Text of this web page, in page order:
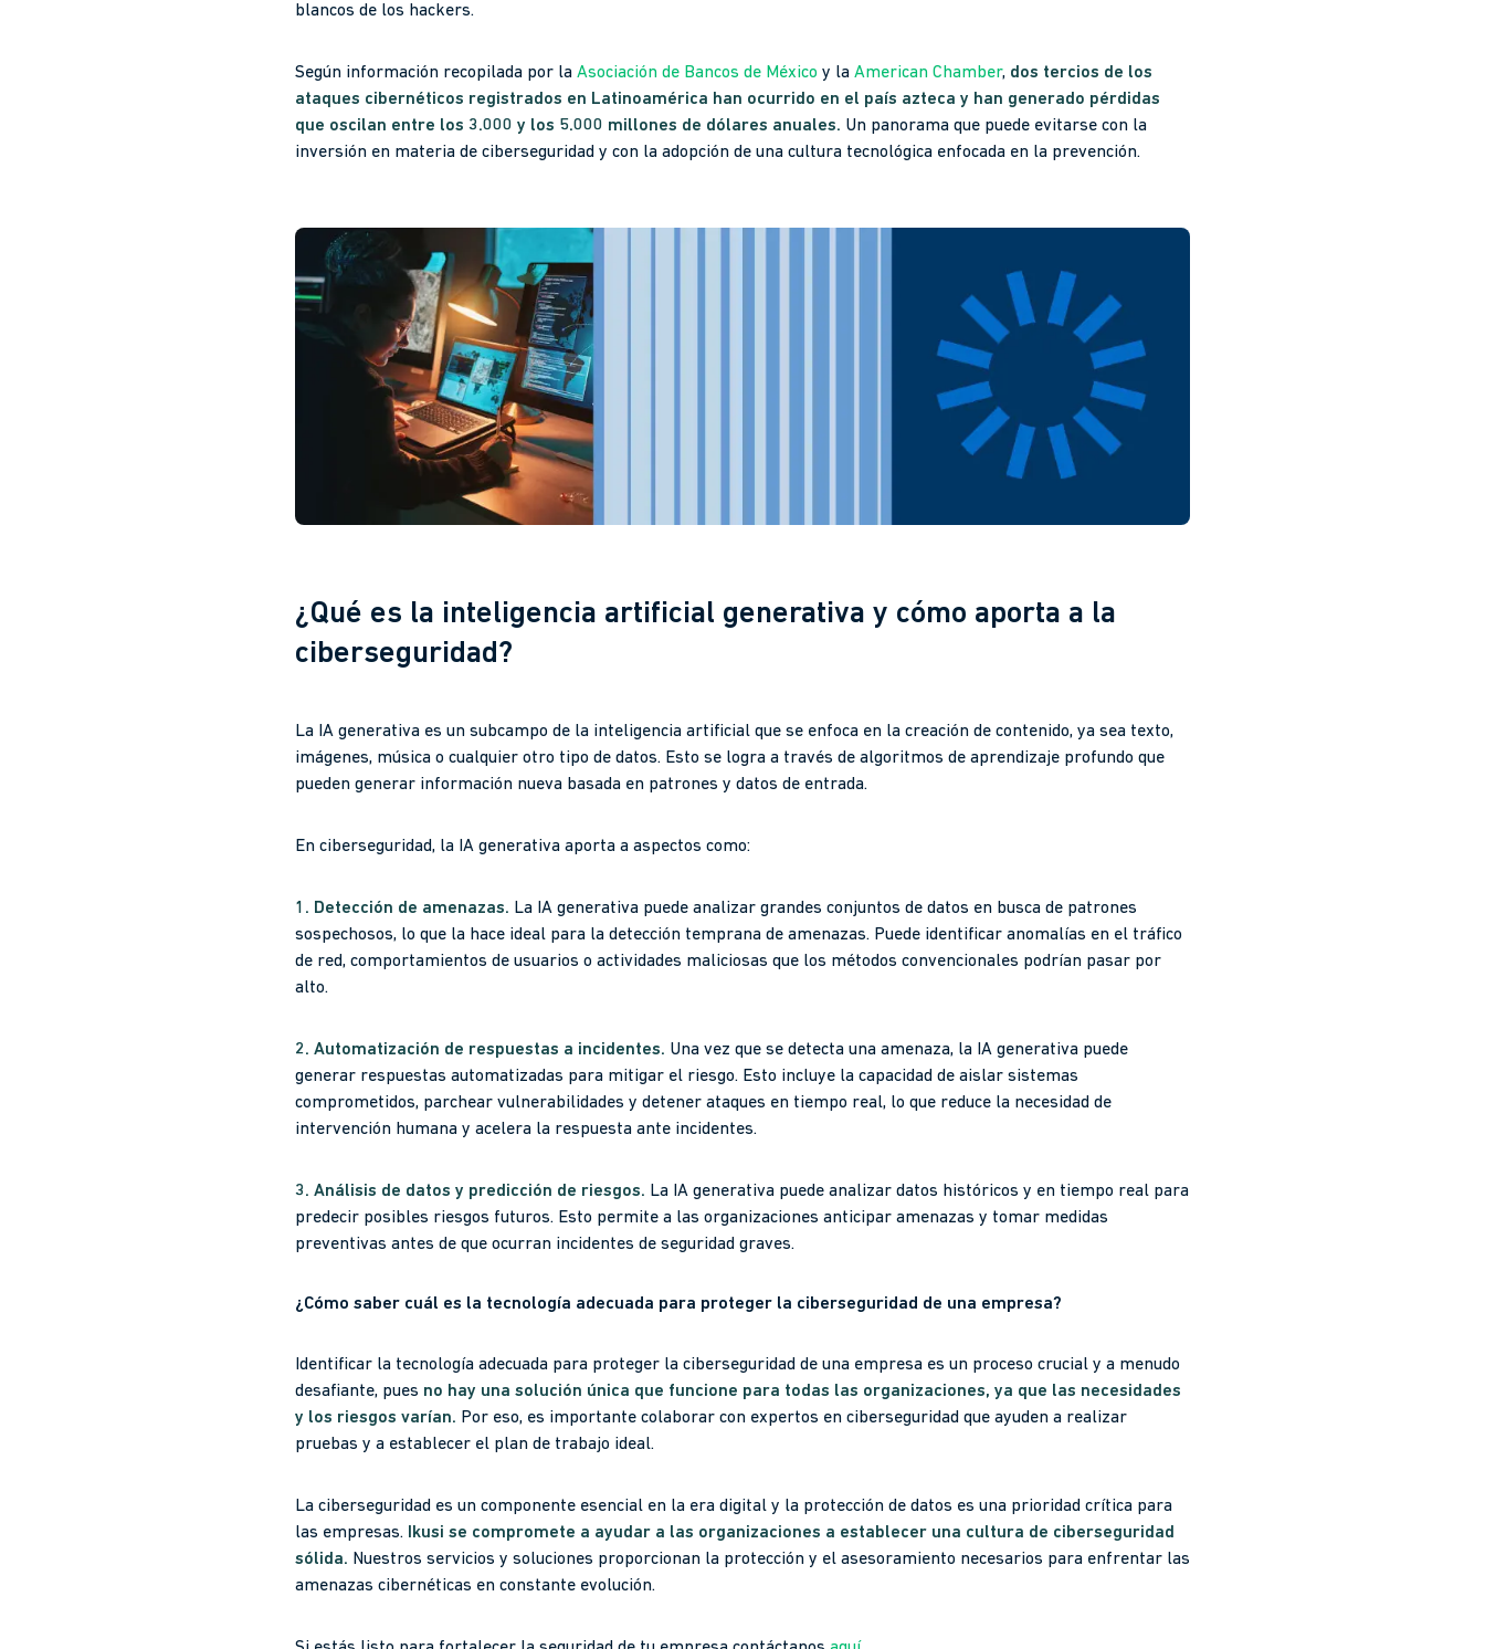
blancos de los hackers.
Según información recopilada por la Asociación de Bancos de México y la American Chamber, dos tercios de los
ataques cibernéticos registrados en Latinoamérica han ocurrido en el país azteca y han generado pérdidas
que oscilan entre los 3.000 y los 5.000 millones de dólares anuales. Un panorama que puede evitarse con la
inversión en materia de ciberseguridad y con la adopción de una cultura tecnológica enfocada en la prevención.
¿Qué es la inteligencia artificial generativa y cómo aporta a la
ciberseguridad?
La IA generativa es un subcampo de la inteligencia artificial que se enfoca en la creación de contenido, ya sea texto,
imágenes, música o cualquier otro tipo de datos. Esto se logra a través de algoritmos de aprendizaje profundo que
pueden generar información nueva basada en patrones y datos de entrada.
En ciberseguridad, la IA generativa aporta a aspectos como:
1. Detección de amenazas. La IA generativa puede analizar grandes conjuntos de datos en busca de patrones
sospechosos, lo que la hace ideal para la detección temprana de amenazas. Puede identificar anomalías en el tráfico
de red, comportamientos de usuarios o actividades maliciosas que los métodos convencionales podrían pasar por
alto.
2. Automatización de respuestas a incidentes. Una vez que se detecta una amenaza, la IA generativa puede
generar respuestas automatizadas para mitigar el riesgo. Esto incluye la capacidad de aislar sistemas
comprometidos, parchear vulnerabilidades y detener ataques en tiempo real, lo que reduce la necesidad de
intervención humana y acelera la respuesta ante incidentes.
3. Análisis de datos y predicción de riesgos. La IA generativa puede analizar datos históricos y en tiempo real para
predecir posibles riesgos futuros. Esto permite a las organizaciones anticipar amenazas y tomar medidas
preventivas antes de que ocurran incidentes de seguridad graves.
¿Cómo saber cuál es la tecnología adecuada para proteger la ciberseguridad de una empresa?
Identificar la tecnología adecuada para proteger la ciberseguridad de una empresa es un proceso crucial y a menudo
desafiante, pues no hay una solución única que funcione para todas las organizaciones, ya que las necesidades
y los riesgos varían. Por eso, es importante colaborar con expertos en ciberseguridad que ayuden a realizar
pruebas y a establecer el plan de trabajo ideal.
La ciberseguridad es un componente esencial en la era digital y la protección de datos es una prioridad crítica para
las empresas. Ikusi se compromete a ayudar a las organizaciones a establecer una cultura de ciberseguridad
sólida. Nuestros servicios y soluciones proporcionan la protección y el asesoramiento necesarios para enfrentar las
amenazas cibernéticas en constante evolución.